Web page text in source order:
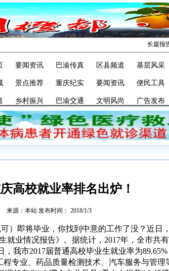
长篇报告文学《
要闻资讯 巴渝传真 区县频道 基层风采
景点推荐 重庆纪实 要闻资讯 便民工具
乡村振兴 巴渝交通 文明风尚 广告发布
高校就业率排名出炉！
来源：本站 发布时间： 2018/1/3
）即将毕业，你找到中意的工作了没？近日
就业情况报告》。据统计，2017年，全市共
，我市2017届普通高校毕业生就业率为89.65%
程专业、药品质量检测技术、汽车服务与管理